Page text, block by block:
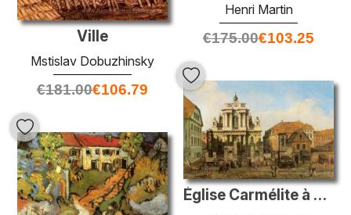
Henri Martin
€175.00€103.25
Ville
Mstislav Dobuzhinsky
€181.00€106.79
Église Carmélite à Varsovie